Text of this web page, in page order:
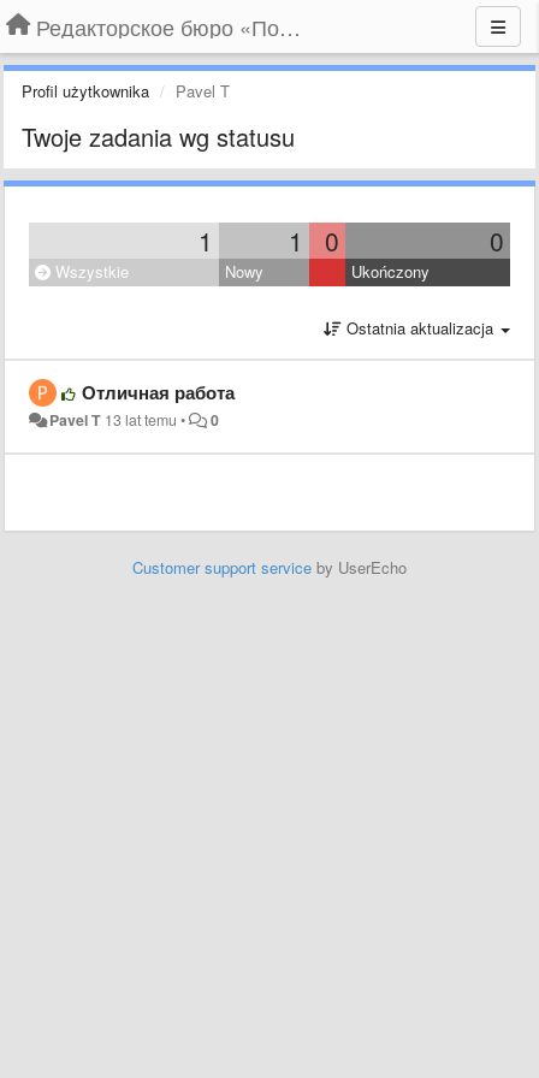
Редакторское бюро «По правилам»
Profil użytkownika Pavel T
Twoje zadania wg statusu
1 1 0 0
Wszystkie Nowy Ukończony
Ostatnia aktualizacja
Отличная работа
Pavel T 13 lat temu • 0
Customer support service by UserEcho